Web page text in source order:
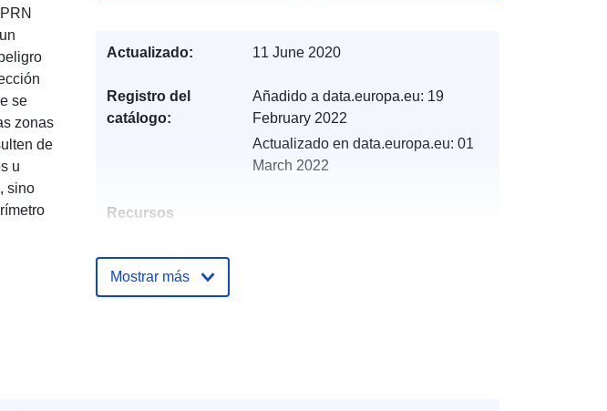
se
zonas
de
u
sino
Actualizado: 11 June 2020
Registro del
catálogo:
Añadido a data.europa.eu: 19
February 2022
Actualizado en data.europa.eu: 01
March 2022
Recursos
Identificadores:
Mostrar más